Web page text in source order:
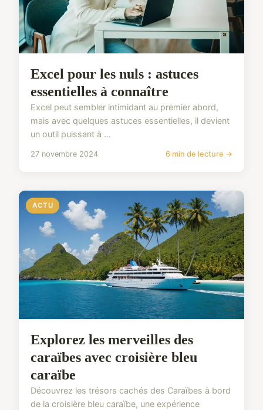
Excel pour les nuls : astuces
essentielles à connaître
Excel peut sembler intimidant au premier abord,
mais avec quelques astuces essentielles, il devient
un outil puissant à ...
27 novembre 2024 6 min de lecture →
ACTU
Explorez les merveilles des
caraïbes avec croisière bleu
caraïbe
Découvrez les trésors cachés des Caraïbes à bord
de la croisière bleu caraïbe, une expérience